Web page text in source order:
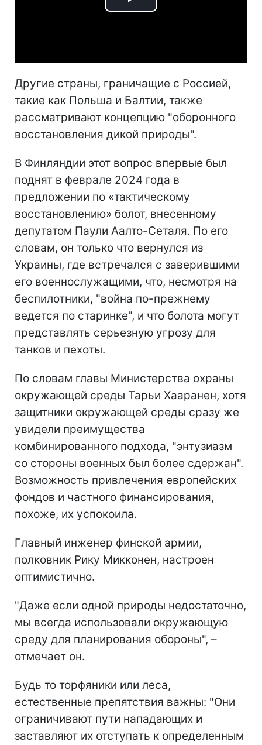
Play
Другие страны, граничащие с Россией,
такие как Польша и Балтии, также
рассматривают концепцию "оборонного
восстановления дикой природы".
В Финляндии этот вопрос впервые был
поднят в феврале 2024 года в
предложении по «тактическому
восстановлению» болот, внесенному
депутатом Паули Аалто-Сеталя. По его
словам, он только что вернулся из
Украины, где встречался с заверившими
его военнослужащими, что, несмотря на
беспилотники, "война по-прежнему
ведется по старинке", и что болота могут
представлять серьезную угрозу для
танков и пехоты.
По словам главы Министерства охраны
окружающей среды Тарьи Хааранен, хотя
защитники окружающей среды сразу же
увидели преимущества
комбинированного подхода, "энтузиазм
со стороны военных был более сдержан".
Возможность привлечения европейских
фондов и частного финансирования,
похоже, их успокоила.
Главный инженер финской армии,
полковник Рику Микконен, настроен
оптимистично.
"Даже если одной природы недостаточно,
мы всегда использовали окружающую
среду для планирования обороны", –
отмечает он.
Будь то торфяники или леса,
естественные препятствия важны: "Они
ограничивают пути нападающих и
заставляют их отступать к определенным